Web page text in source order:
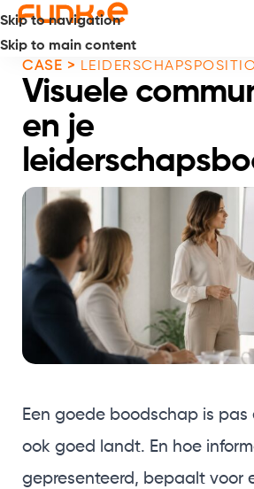
Skip to navigation
Skip to main content
CASE >
Visuele
en je
Een goede boodschap is
ook goed landt. En hoe
gepresenteerd, bepaalt voor